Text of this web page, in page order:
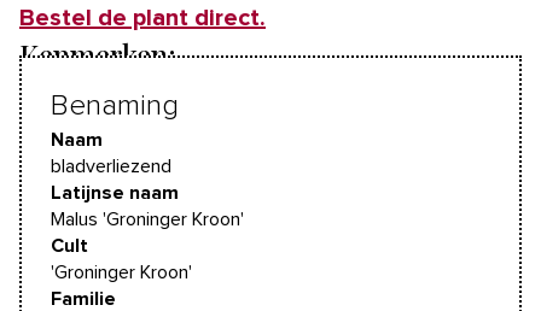
Bestel de plant direct.
Kenmerken:
Benaming
Naam
bladverliezend
Latijnse naam
Malus 'Groninger Kroon'
Cult
'Groninger Kroon'
Familie